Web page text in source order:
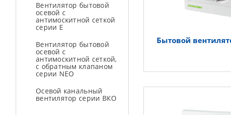
Вентилятор бытовой
осевой с
антимоскитной сеткой
серии Е
Вентилятор бытовой
осевой с
антимоскитной сеткой,
c обратным клапаном
серии NEO
Осевой канальный
вентилятор серии ВКО
Бытовой